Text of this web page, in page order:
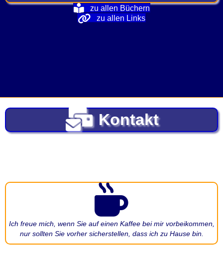
zu allen Büchern
zu allen Links
Kontakt
Ich freue mich, wenn Sie auf einen Kaffee bei mir vorbeikommen,
nur sollten Sie vorher sicherstellen, dass ich zu Hause bin.